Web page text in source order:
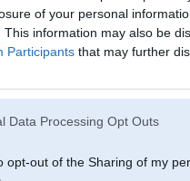
of your personal
This information may also be
Participants that may further
Data Processing Opt Outs
opt-out of the Sharing of my
15 Mar 2015,
15 Mar 2015,
15 Mar 2015,
15 Mar